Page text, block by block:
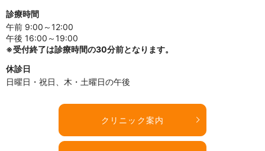
診療時間
午前 9:00～12:00
午後 16:00～19:00
※受付終了は診療時間の30分前となります。
休診日
日曜日・祝日、木・土曜日の午後
クリニック案内